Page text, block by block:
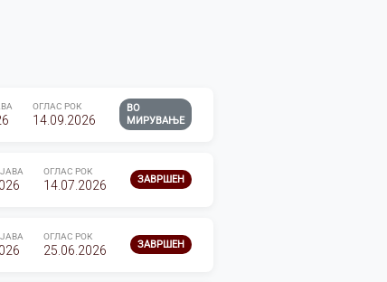
ОГЛАС РОК
14.09.2026
ВО
МИРУВАЊЕ
ОГЛАС РОК
14.07.2026 ЗАВРШЕН
ОГЛАС РОК
25.06.2026 ЗАВРШЕН